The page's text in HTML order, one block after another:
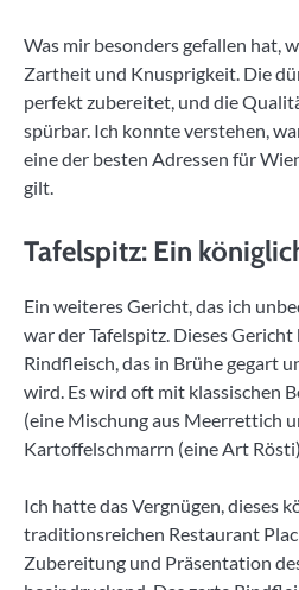
Was mir besonders gefallen hat,
Zartheit und Knusprigkeit. Die
perfekt zubereitet, und die
spürbar. Ich konnte verstehen,
eine der besten Adressen für
gilt.
Tafelspitz: Ein
Ein weiteres Gericht, das ich
war der Tafelspitz. Dieses
Rindfleisch, das in Brühe gegart
wird. Es wird oft mit klassischen
(eine Mischung aus Meerrettich
Kartoffelschmarrn (eine Art
Ich hatte das Vergnügen, dieses
traditionsreichen Restaurant
Zubereitung und Präsentation